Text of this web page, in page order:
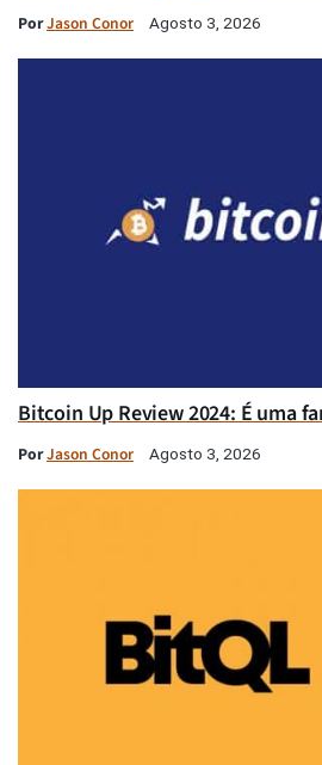
PorJason Conor Agosto 3, 2026
Bitcoin Up Review 2024: É uma
PorJason Conor Agosto 3, 2026